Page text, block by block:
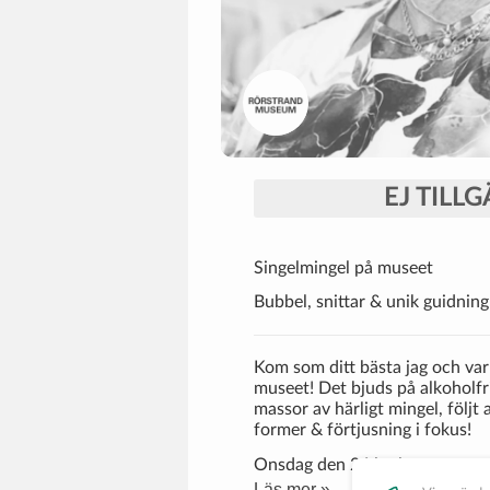
EJ
Singelmingel på museet
Bubbel, snittar & unik guidning
Kom som ditt bästa jag och
museet! Det bjuds på
massor av härligt mingel, följt
former & förtjusning i fokus!
Onsdag den 26 juni
Kl. 18.00-19.30